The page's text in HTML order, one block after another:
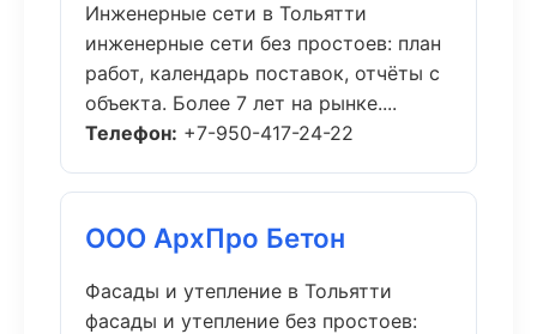
Инженерные сети в Тольятти
инженерные сети без простоев: план
работ, календарь поставок, отчёты с
объекта. Более 7 лет на рынке....
Телефон: +7-950-417-24-22
ООО АрхПро Бетон
Фасады и утепление в Тольятти
фасады и утепление без простоев: